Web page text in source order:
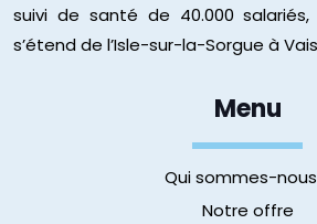
suivi de santé de 40.000
s’étend de l’Isle-sur-la-Sorgue à
Menu
Qui sommes-
Notre offre